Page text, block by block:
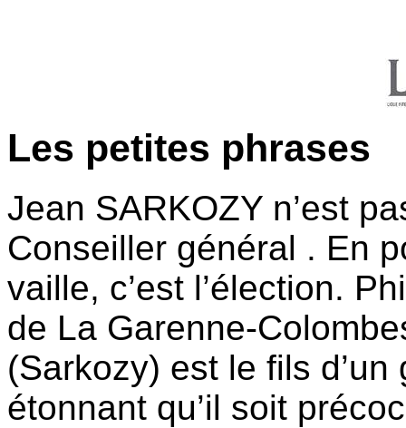
Les petites phrases
Jean SARKOZY n’est
Conseiller général . En
vaille, c’est l’élection.
de La Garenne-
(Sarkozy) est le fils
étonnant qu’il soit